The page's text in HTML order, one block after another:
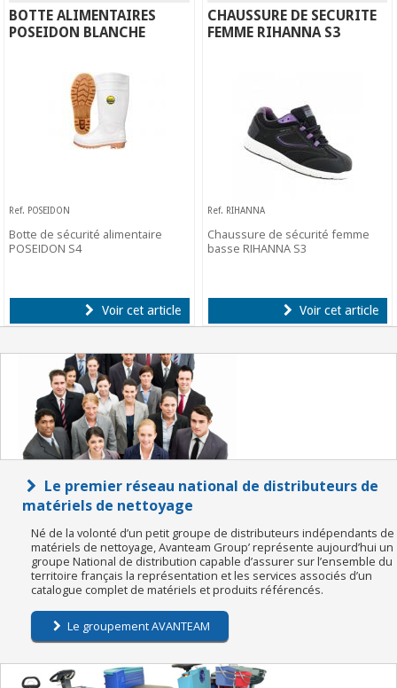
BOTTE ALIMENTAIRES
POSEIDON BLANCHE
Ref. POSEIDON
Botte de sécurité alimentaire
POSEIDON S4
Voir cet article
CHAUSSURE DE SECURITE
FEMME RIHANNA S3
Ref. RIHANNA
Chaussure de sécurité femme
basse RIHANNA S3
Voir cet article
Le premier réseau national de distributeurs de
matériels de nettoyage
Né de la volonté d’un petit groupe de distributeurs indépendants de
matériels de nettoyage, Avanteam Group’ représente aujourd’hui un
groupe National de distribution capable d’assurer sur l’ensemble du
territoire français la représentation et les services associés d’un
catalogue complet de matériels et produits référencés.
Le groupement AVANTEAM